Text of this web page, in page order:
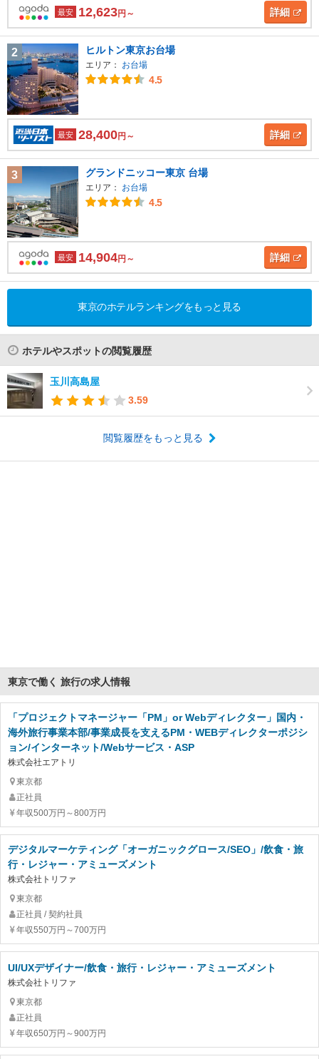
最安 12,623円～ 詳細
2 ヒルトン東京お台場
エリア： お台場
4.5
最安 28,400円～ 詳細
3 グランドニッコー東京 台場
エリア： お台場
4.5
最安 14,904円～ 詳細
東京のホテルランキングをもっと見る
ホテルやスポットの閲覧履歴
玉川高島屋
3.59
閲覧履歴をもっと見る
東京で働く 旅行の求人情報
「プロジェクトマネージャー「PM」or Webディレクター」国内・
海外旅行事業本部/事業成長を支えるPM・WEBディレクターポジシ
ョン/インターネット/Webサービス・ASP
株式会社エアトリ
東京都
正社員
年収500万円～800万円
デジタルマーケティング「オーガニックグロース/SEO」/飲食・旅
行・レジャー・アミューズメント
株式会社トリファ
東京都
正社員 / 契約社員
年収550万円～700万円
UI/UXデザイナー/飲食・旅行・レジャー・アミューズメント
株式会社トリファ
東京都
正社員
年収650万円～900万円